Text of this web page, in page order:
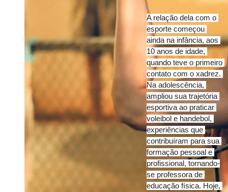
A relação dela com o
esporte começou
ainda na infância, aos
10 anos de idade,
quando teve o primeiro
contato com o xadrez.
Na adolescência,
ampliou sua trajetória
esportiva ao praticar
voleibol e handebol,
experiências que
contribuíram para sua
formação pessoal e
profissional, tornando-
se professora de
educação física. Hoje,